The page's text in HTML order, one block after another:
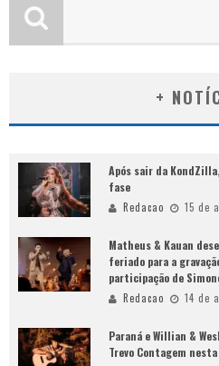
+
Após sair da
fase
Redacao 15 de
Matheus & Kauan
feriado para a
participação de
Redacao 14 de
Paraná e Willian &
Trevo Contagem